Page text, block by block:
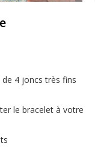
4 joncs très fins
le bracelet à votre